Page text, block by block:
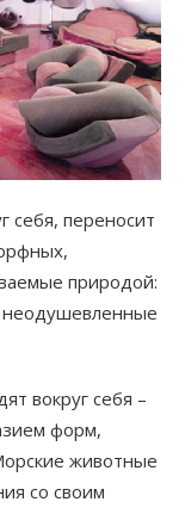
себя, переносит
природой:
вокруг себя –
форм,
животные
со своим